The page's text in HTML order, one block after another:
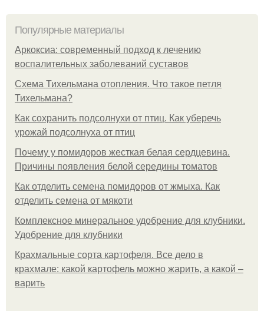
Популярные материалы
Аркоксиа: современный подход к лечению
воспалительных заболеваний суставов
Схема Тихельмана отопления. Что такое петля
Тихельмана?
Как сохранить подсолнухи от птиц. Как уберечь
урожай подсолнуха от птиц
Почему у помидоров жесткая белая сердцевина.
Причины появления белой середины томатов
Как отделить семена помидоров от жмыха. Как
отделить семена от мякоти
Комплексное минеральное удобрение для клубники.
Удобрение для клубники
Крахмальные сорта картофеля. Все дело в
крахмале: какой картофель можно жарить, а какой –
варить